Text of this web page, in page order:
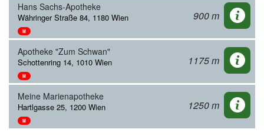
Hans Sachs-Apotheke
Währinger Straße 84, 1180 Wien
M
900 m
Apotheke "Zum Schwan"
Schottenring 14, 1010 Wien
M
1175 m
Meine Marienapotheke
Hartlgasse 25, 1200 Wien
M
1250 m